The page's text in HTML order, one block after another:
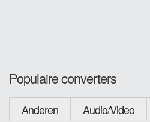
Populaire converters
Anderen Audio/Video